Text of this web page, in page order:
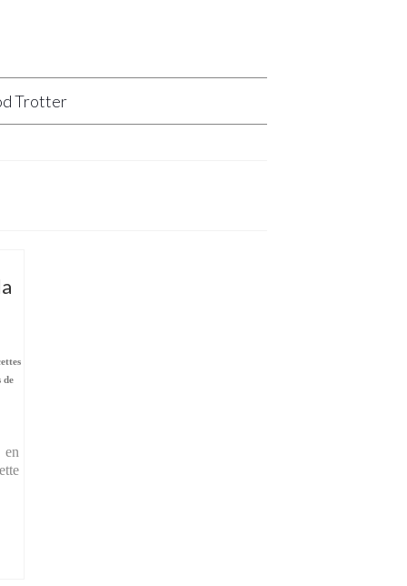
Trotter
de
en